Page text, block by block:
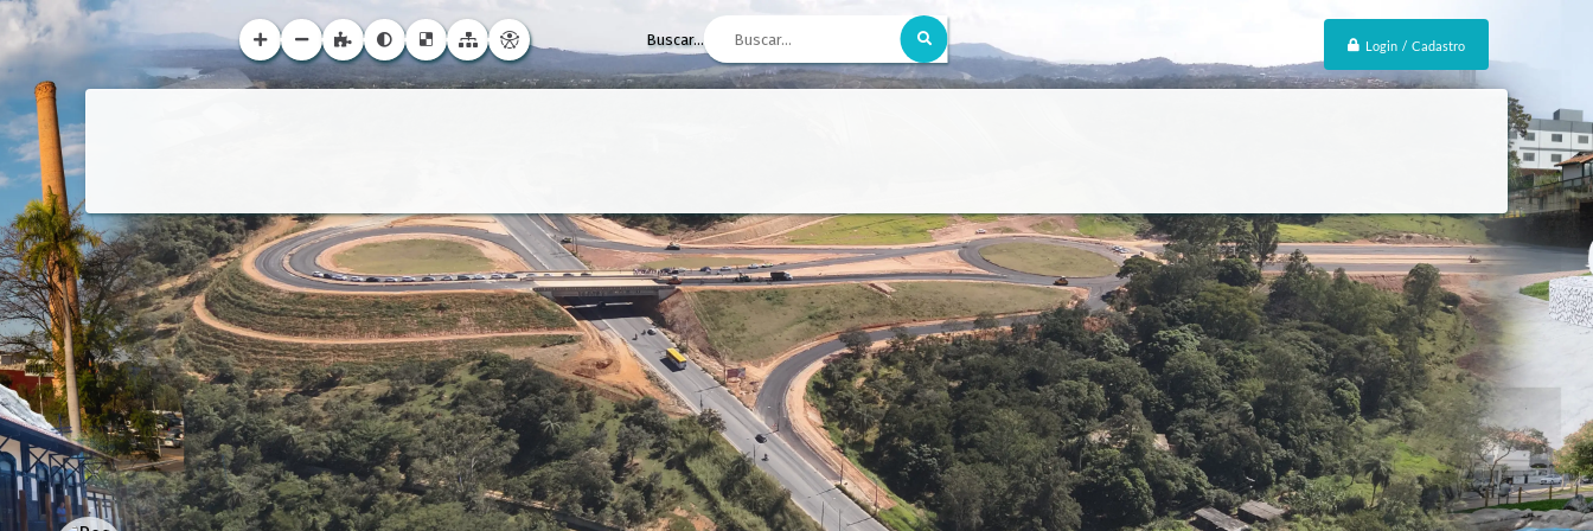
Login / Cadastro
Buscar...